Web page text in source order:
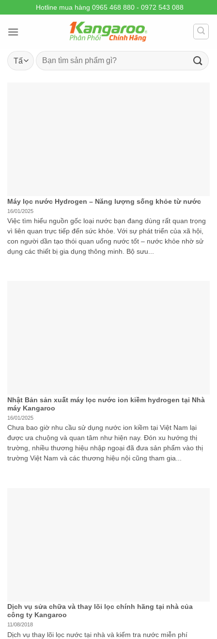
content
Hotline mua hàng 0965 468 880 - 0972 543 088
Tìm
kiếm:
Máy lọc nước Hydrogen – Năng lượng sống khỏe từ nước
16/01/2025
Việc tìm hiểu nguồn gốc loại nước bạn đang dùng rất quan trọng
vì liên quan trực tiếp đến sức khỏe. Với sự phát triển của xã hội,
con người dần tạo thói quan uống nước tốt – nước khỏe nhờ sử
dụng các thiết bị gia dụng thông minh. Bộ sưu...
Nhật Bản sản xuất máy lọc nước ion kiềm hydrogen tại Nhà
máy Kangaroo
16/01/2025
Chưa bao giờ nhu cầu sử dụng nước ion kiềm tại Việt Nam lại
được ưa chuộng và quan tâm như hiện nay. Đón xu hướng thị
trường, nhiều thương hiệu nhập ngoại đã đưa sản phẩm vào thị
trường Việt Nam và các thương hiệu nội cũng tham gia...
Dịch vụ sửa chữa và thay lõi lọc chính hãng tại nhà của
công ty Kangaroo
11/08/2018
Dịch vụ thay lõi lọc nước tại nhà và kiểm tra nước miễn phí